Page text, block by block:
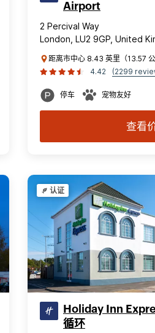
Airport
2 Percival Way
London, LU2 9GP, United
距离市中心 8.43 英里（13.57
4.42
(2299
停车 宠物友好
查看
认证
Holiday Inn
循环